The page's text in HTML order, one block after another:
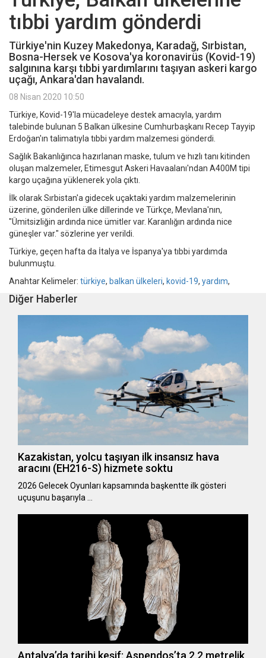
tıbbi yardım gönderdi
Türkiye'nin Kuzey Makedonya, Karadağ, Sırbistan,
Bosna-Hersek ve Kosova'ya koronavirüs (Kovid-19)
salgınına karşı tıbbi yardımlarını taşıyan askeri kargo
uçağı, Ankara'dan havalandı.
08 Nisan 2020 10:50
Türkiye, Kovid-19'la mücadeleye destek amacıyla, yardım
talebinde bulunan 5 Balkan ülkesine Cumhurbaşkanı Recep Tayyip
Erdoğan'ın talimatıyla tıbbi yardım malzemesi gönderdi.
Sağlık Bakanlığınca hazırlanan maske, tulum ve hızlı tanı kitinden
oluşan malzemeler, Etimesgut Askeri Havaalanı'ndan A400M tipi
kargo uçağına yüklenerek yola çıktı.
İlk olarak Sırbistan'a gidecek uçaktaki yardım malzemelerinin
üzerine, gönderilen ülke dillerinde ve Türkçe, Mevlana'nın,
"Ümitsizliğin ardında nice ümitler var. Karanlığın ardında nice
güneşler var." sözlerine yer verildi.
Türkiye, geçen hafta da İtalya ve İspanya'ya tıbbi yardımda
bulunmuştu.
Anahtar Kelimeler: türkiye, balkan ülkeleri, kovid-19, yardım,
Diğer Haberler
Kazakistan, yolcu taşıyan ilk insansız hava
aracını (EH216-S) hizmete soktu
2026 Gelecek Oyunları kapsamında başkentte ilk gösteri
uçuşunu başarıyla …